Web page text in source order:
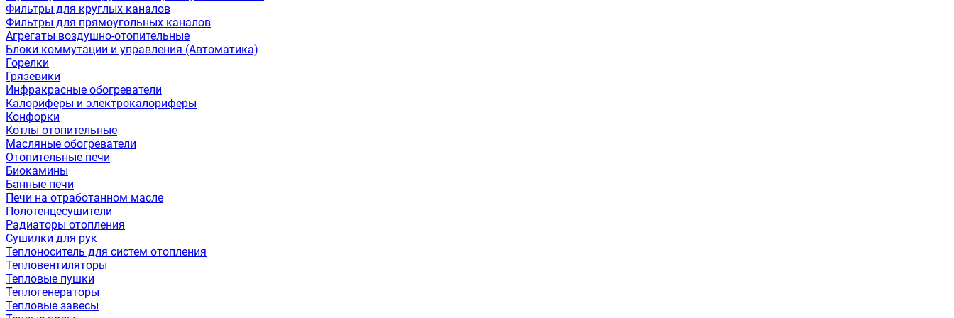
Фильтры для круглых каналов
Фильтры для прямоугольных каналов
Агрегаты воздушно-отопительные
Блоки коммутации и управления (Автоматика)
Горелки
Грязевики
Инфракрасные обогреватели
Калориферы и электрокалориферы
Конфорки
Котлы отопительные
Масляные обогреватели
Отопительные печи
Биокамины
Банные печи
Печи на отработанном масле
Полотенцесушители
Радиаторы отопления
Сушилки для рук
Теплоноситель для систем отопления
Тепловентиляторы
Тепловые пушки
Теплогенераторы
Тепловые завесы